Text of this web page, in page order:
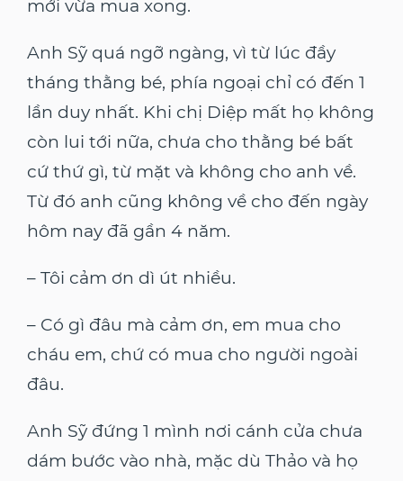
mới vừa mua xong.
Anh Sỹ quá ngỡ ngàng, vì từ lúc đầy
tháng thằng bé, phía ngoại chỉ có đến 1
lần duy nhất. Khi chị Diệp mất họ không
còn lui tới nữa, chưa cho thằng bé bất
cứ thứ gì, từ mặt và không cho anh về.
Từ đó anh cũng không về cho đến ngày
hôm nay đã gần 4 năm.
– Tôi cảm ơn dì út nhiều.
– Có gì đâu mà cảm ơn, em mua cho
cháu em, chứ có mua cho người ngoài
đâu.
Anh Sỹ đứng 1 mình nơi cánh cửa chưa
dám bước vào nhà, mặc dù Thảo và họ